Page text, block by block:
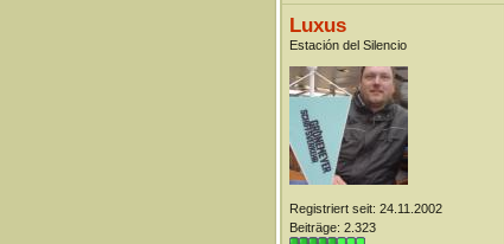
Luxus
Estación del Silencio
Registriert seit: 24.11.2002
Beiträge: 2.323